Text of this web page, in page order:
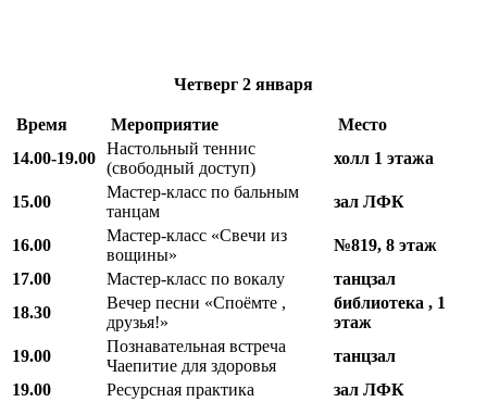
Четверг 2 января
Время Мероприятие
Место
14.00-19.00
Настольный теннис
(свободный доступ)
холл 1 этажа
15.00
Мастер-класс по бальным
танцам
зал ЛФК
16.00
Мастер-класс «Свечи из
вощины»
№819, 8 этаж
17.00
Мастер-класс по вокалу
танцзал
18.30
Вечер песни «Споёмте ,
друзья!»
библиотека , 1
этаж
19.00
Познавательная встреча
Чаепитие для здоровья
танцзал
19.00
Ресурсная практика
зал ЛФК